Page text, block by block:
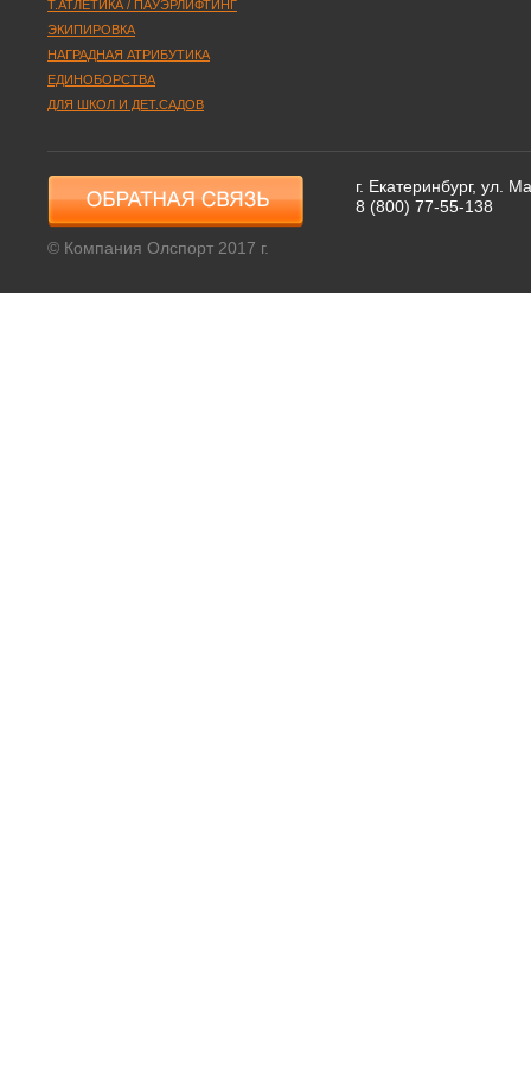
Т.АТЛЕТИКА / ПАУЭРЛИФТИНГ
ЭКИПИРОВКА
НАГРАДНАЯ АТРИБУТИКА
ЕДИНОБОРСТВА
ДЛЯ ШКОЛ И ДЕТ.САДОВ
© Компания Олспорт 2017 г.
г. Екатеринбург, ул.
8 (800) 77-55-138